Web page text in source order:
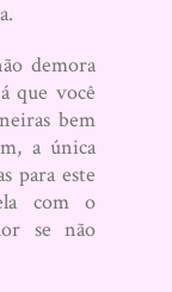
demora
que você
bem
a única
para este
com o
se não